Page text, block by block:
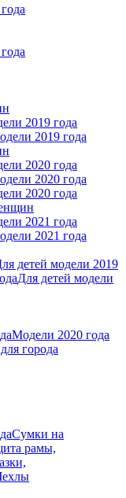
2019 года
2019 года
2020 года
2020 года
2020 года
2021 года
2021 года
детей модели 2019
Для детей модели
Модели 2020 года
города
Сумки на
рамы,